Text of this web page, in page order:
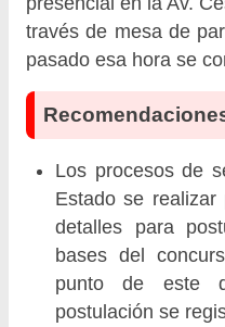
través de mesa de
pasado esa hora se
Los procesos de
Estado se
detalles para
bases del
punto de este
postulación se